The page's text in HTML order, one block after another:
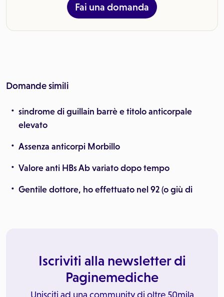
Fai una domanda
Domande simili
sindrome di guillain barrè e titolo anticorpale
elevato
Assenza anticorpi Morbillo
Valore anti HBs Ab variato dopo tempo
Gentile dottore, ho effettuato nel 92 (o giù di
Iscriviti alla newsletter di
Paginemediche
Unisciti ad una community di oltre 50mila